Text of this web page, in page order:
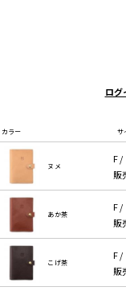
ログ
カラー サ
ヌメ
F /
販
あか茶
F /
販
こげ茶
F /
販